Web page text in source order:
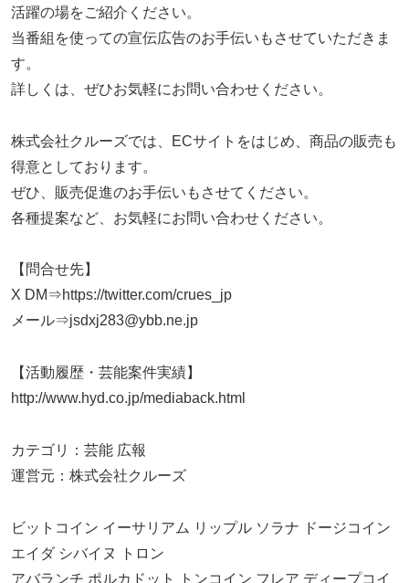
活躍の場をご紹介ください。
当番組を使っての宣伝広告のお手伝いもさせていただきま
す。
詳しくは、ぜひお気軽にお問い合わせください。
株式会社クルーズでは、ECサイトをはじめ、商品の販売も
得意としております。
ぜひ、販売促進のお手伝いもさせてください。
各種提案など、お気軽にお問い合わせください。
【問合せ先】
X DM⇒https://twitter.com/crues_jp
メール⇒jsdxj283@ybb.ne.jp
【活動履歴・芸能案件実績】
http://www.hyd.co.jp/mediaback.html
カテゴリ：芸能 広報
運営元：株式会社クルーズ
ビットコイン イーサリアム リップル ソラナ ドージコイン
エイダ シバイヌ トロン
アバランチ ポルカドット トンコイン フレア ディープコイ